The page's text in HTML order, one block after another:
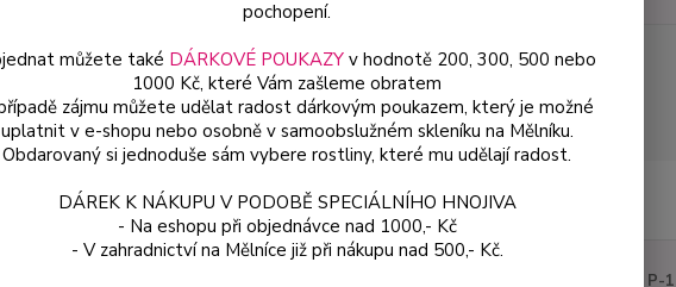
Dostupnost
Varianta
095 P-1
pochopení.
můžete také DÁRKOVÉ POUKAZYv hodnotě 200, 300, 500 nebo
1000 Kč, které Vám zašleme obratem
zájmu můžete udělat radost dárkovým poukazem, který je možné
uplatnit v e-shopu nebo osobně v samoobslužném skleníku na Mělníku.
Obdarovaný si jednoduše sám vybere rostliny, které mu udělají radost.
DÁREK K NÁKUPU V PODOBĚ SPECIÁLNÍHO HNOJIVA
- Na eshopu při objednávce nad 1000,- Kč
- V zahradnictví na Mělníce již při nákupu nad 500,- Kč.